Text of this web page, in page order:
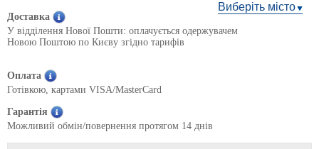
Виберіть місто
Доставка
У відділення Нової Пошти: оплачується одержувачем
Новою Поштою по Києву згідно тарифів
Оплата
Готівкою, картами VISA/MasterCard
Гарантія
Можливий обмін/повернення протягом 14 днів